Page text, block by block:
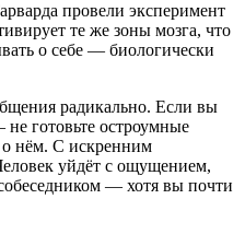
провели эксперимент
те же зоны мозга, что
о себе — биологически
радикально. Если вы
готовьте остроумные
нём. С искренним
уйдёт с ощущением,
— хотя вы почти